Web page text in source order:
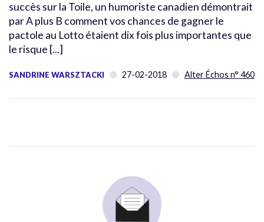
succès sur la Toile, un humoriste canadien démontrait
par A plus B comment vos chances de gagner le
pactole au Lotto étaient dix fois plus importantes que
le risque [...]
SANDRINE WARSZTACKI 27-02-2018 Alter Échos n° 460